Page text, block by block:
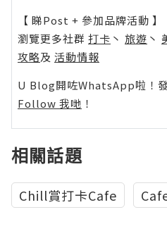
【 睇Post + 參加品牌活動 】
瀏覽更多社群 打卡 丶 旅遊 丶
攻略及 活動情報
U Blog開咗WhatsApp啦！
Follow 我哋 ！
相關話題
Chill賞打卡Cafe